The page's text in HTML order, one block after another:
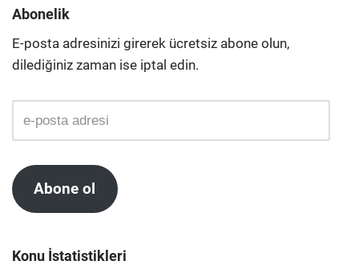
Abonelik
E-posta adresinizi girerek ücretsiz abone olun,
dilediğiniz zaman ise iptal edin.
Abone ol
Konu İstatistikleri